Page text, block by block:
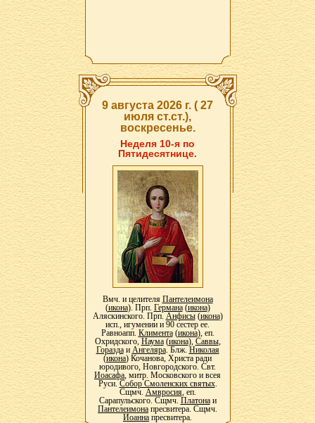
9 августа 2026 г. ( 27
июля ст.ст.),
воскресенье.
Неделя 10-я по
Пятидесятнице.
Вмч. и целителя Пантелеимона
(икона). Прп. Германа(икона)
Аляскинского. Прп. Анфисы(икона)
исп., игумении и 90 сестер ее.
Равноапп. Климента(икона), еп.
Охридского, Наума(икона), Саввы,
Гораздаи Ангеляра. Блж. Николая
(икона) Кочанова, Христа ради
юродивого, Новгородского. Свт.
Иоасафа, митр. Московского и всея
Руси. Собор Смоленских святых.
Сщмч. Амвросия, еп.
Сарапульского. Сщмч. Платонаи
Пантелеимона пресвитера. Сщмч.
Иоанна пресвитера.